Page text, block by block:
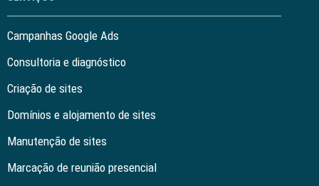
Campanhas Google Ads
Consultoria e diagnóstico
Criação de sites
Domínios e alojamento de sites
Manutenção de sites
Marcação de reunião presencial